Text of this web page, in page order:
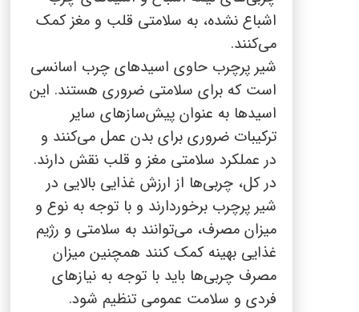
اشباع نشده، به سلامتی قلب و مغز کمک
می‌کنند.
شیر پرچرب حاوی اسیدهای چرب اسانسی
است که برای سلامتی ضروری هستند. این
اسیدها به عنوان پیش‌سازهای سایر
ترکیبات ضروری برای بدن عمل می‌کنند و
در عملکرد سلامتی مغز و قلب نقش دارند.
در کل، چربی‌ها از ارزش غذایی بالایی در
شیر پرچرب برخوردارند و با توجه به نوع و
میزان مصرف، می‌توانند به سلامتی و رژیم
غذایی بهینه کمک کنند همچنین میزان
مصرف چربی‌ها باید با توجه به نیازهای
فردی و سلامت عمومی تنظیم شود.